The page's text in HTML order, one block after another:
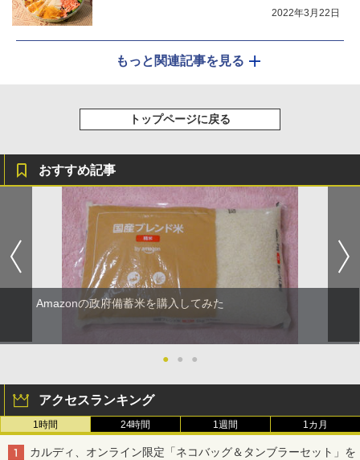
2022年3月22日
もっと関連記事を見る
トップページに戻る
おすすめ記事
Amazonの政府備蓄米を購入してみた
● ● ●
アクセスランキング
1時間 24時間 1週間 1カ月
カルディ、オンライン限定「ネコバッグ＆タンブラーセット」を